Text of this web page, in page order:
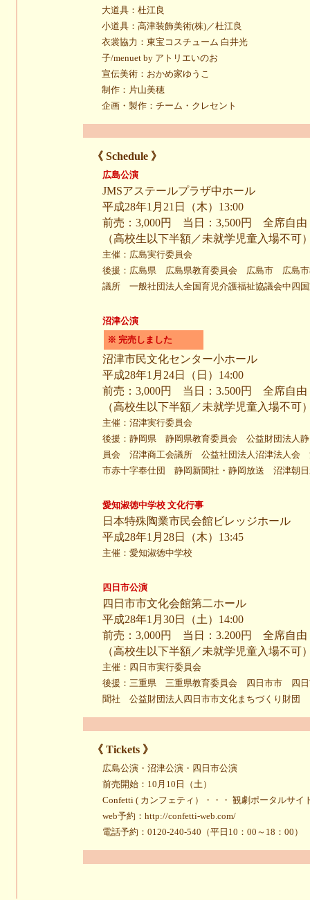
大道具：杜江良
小道具：高津装飾美術(株)／杜江良
衣裳協力：東宝コスチューム 白井光
子/menuet by アトリエいのお
宣伝美術：おかめ家ゆうこ
制作：片山美穂
企画・製作：チーム・クレセント
《 Schedule 》
広島公演
JMSアステールプラザ中ホール
平成28年1月21日（木）13:00
前売：3,000円 当日：3,500円 全席自由
（高校生以下半額／未就学児童入場不可
主催：広島実行委員会
後援：広島県 広島県教育委員会 広島市 広島
議所 一般社団法人全国育児介護福祉協議会中四
沼津公演
※ 完売しました
沼津市民文化センター小ホール
平成28年1月24日（日）14:00
前売：3,000円 当日：3.500円 全席自由
（高校生以下半額／未就学児童入場不可
主催：沼津実行委員会
後援：静岡県 静岡県教育委員会 公益財団法人
員会 沼津商工会議所 公益社団法人沼津法人会
市赤十字奉仕団 静岡新聞社・静岡放送 沼津朝
愛知淑徳中学校 文化行事
日本特殊陶業市民会館ビレッジホール
平成28年1月28日（木）13:45
主催：愛知淑徳中学校
四日市公演
四日市市文化会館第二ホール
平成28年1月30日（土）14:00
前売：3,000円 当日：3.200円 全席自由
（高校生以下半額／未就学児童入場不可
主催：四日市実行委員会
後援：三重県 三重県教育委員会 四日市市 四
聞社 公益財団法人四日市市文化まちづくり財団
《 Tickets 》
広島公演・沼津公演・四日市公演
前売開始：10月10日（土）
Confetti ( カンフェティ）・・・ 観劇ポータルサイ
web予約：http://confetti-web.com/
電話予約：0120-240-540（平日10：00～18：00）